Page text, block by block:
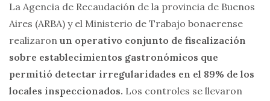
La Agencia de Recaudación de la provincia de Buenos
Aires (ARBA) y el Ministerio de Trabajo bonaerense
realizaron un operativo conjunto de fiscalización
sobre establecimientos gastronómicos que
permitió detectar irregularidades en el 89% de los
locales inspeccionados. Los controles se llevaron